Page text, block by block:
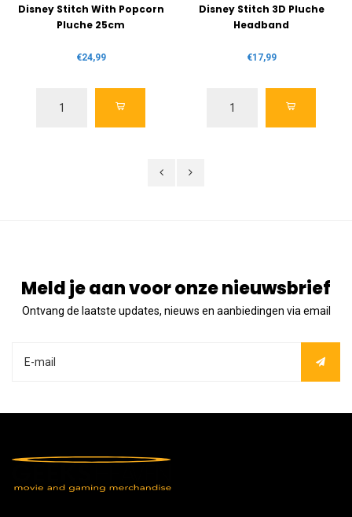
Disney Stitch With Popcorn
Pluche 25cm
€24,99
Disney Stitch 3D Pluche
Headband
€17,99
Meld je aan voor onze nieuwsbrief
Ontvang de laatste updates, nieuws en aanbiedingen via email